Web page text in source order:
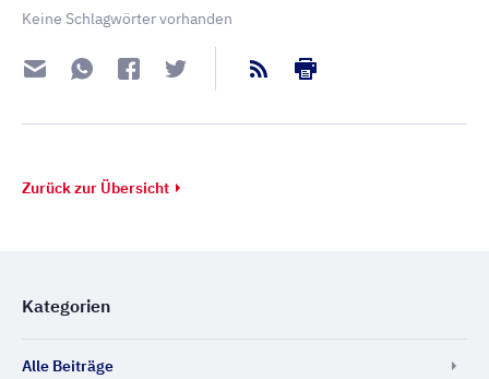
Keine Schlagwörter vorhanden
Zurück zur Übersicht
Kategorien
Alle Beiträge